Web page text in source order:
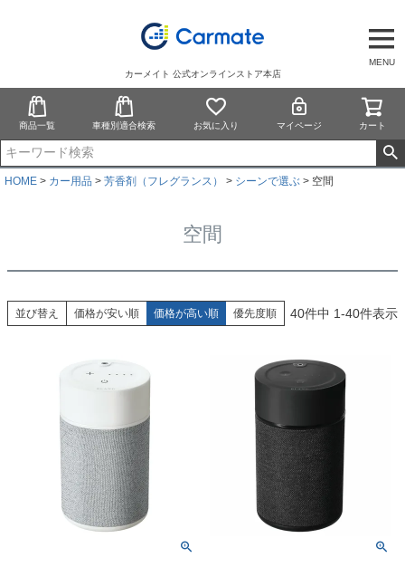
MENU
カーメイト 公式オンラインストア本店
商品一覧 車種別適合検索 お気に入り マイページ カート
HOME カー用品 芳香剤（フレグランス） シーンで選ぶ 空間
空間
並び替え 価格が安い順 価格が高い順 優先度順 40件中 1-40件表示